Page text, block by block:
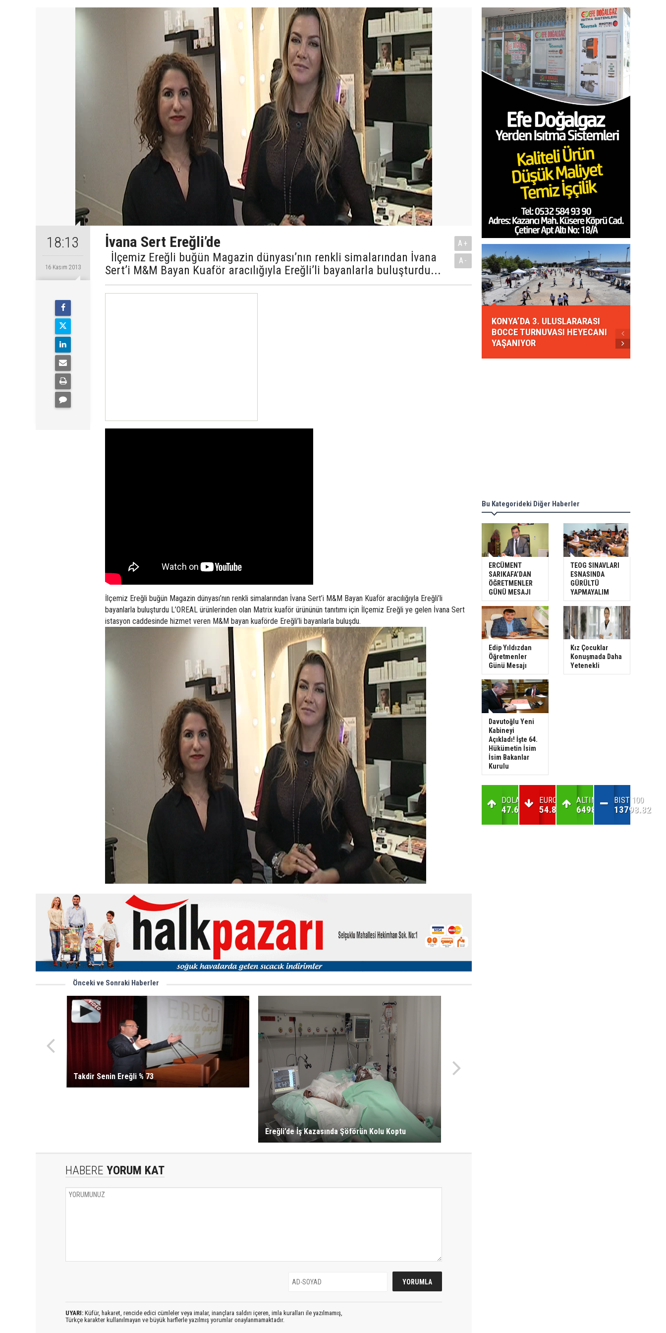
18:13
16 Kasım 2013
İvana Sert Ereğli’de
İlçemiz Ereğli buğün Magazin dünyası’nın renkli simalarından İvana
Sert’i M&M Bayan Kuaför aracılığıyla Ereğli’li bayanlarla buluşturdu...
A+
A-
İlçemiz Ereğli buğün Magazin dünyası’nın renkli simalarından İvana Sert’i M&M Bayan Kuaför aracılığıyla Ereğli’li
bayanlarla buluşturdu L’OREAL ürünlerinden olan Matrix kuaför ürününün tanıtımı için İlçemiz Ereğli ye gelen İvana Sert
istasyon caddesinde hizmet veren M&M bayan kuaförde Ereğli’li bayanlarla buluşdu.
Önceki ve Sonraki Haberler
Takdir Senin Ereğli % 73
Ereğli’de İş Kazasında Şöförün Kolu Koptu
HABERE YORUM KAT
UYARI: Küfür, hakaret, rencide edici cümleler veya imalar, inançlara saldırı içeren, imla kuralları ile yazılmamış,
Türkçe karakter kullanılmayan ve büyük harflerle yazılmış yorumlar onaylanmamaktadır.
KONYA’DA 3. ULUSLARARASI
BOCCE TURNUVASI HEYECANI
YAŞANIYOR
Bu Kategorideki Diğer Haberler
ERCÜMENT
SARIKAFA’DAN
ÖĞRETMENLER
GÜNÜ MESAJI
TEOG SINAVLARI
ESNASINDA
GÜRÜLTÜ
YAPMAYALIM
Edip Yıldızdan
Öğretmenler
Günü Mesajı
Kız Çocuklar
Konuşmada Daha
Yetenekli
Davutoğlu Yeni
Kabineyi
Açıkladı! İşte 64.
Hükümetin İsim
İsim Bakanlar
Kurulu
DOLAR
47.64
EURO
54.83
ALTIN
6498.47
BIST 100
13798.82